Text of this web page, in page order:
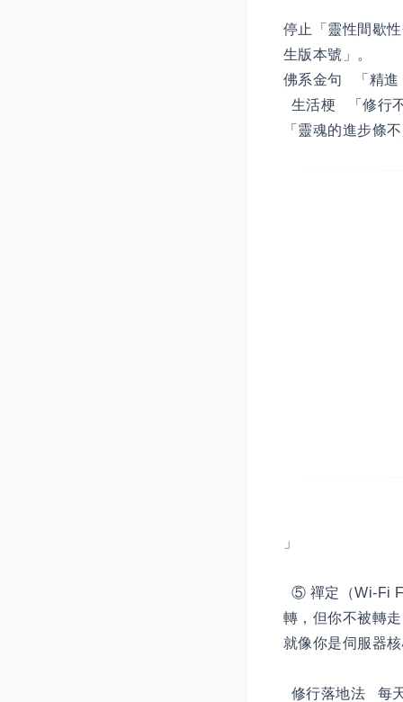
停止「靈性間歇
生版本號」。
佛系金句 「精進
生活梗 「修行
「靈魂的進步條
」
⑤ 禪定（Wi-Fi
轉，但你不被轉
就像你是伺服器
修行落地法 每